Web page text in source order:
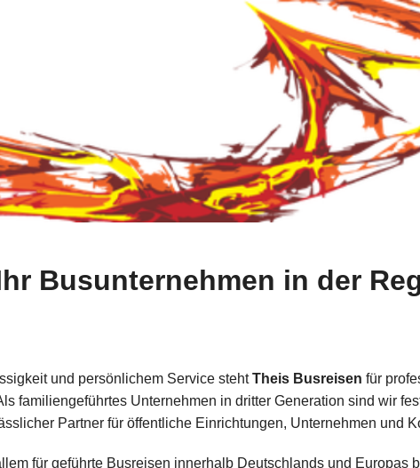
Busunternehmen in der
und persönlichem Service stehtTheis Busreisen für
familiengeführtes Unternehmen in dritter Generation sind wir
Partner für öffentliche Einrichtungen, Unternehmen und
für geführte Busreisen innerhalb Deutschlands und Europas